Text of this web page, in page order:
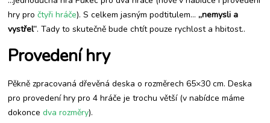
hrách
hry pročtyři hráče). S celkem jasným podtitulem… „nemysli a
vystřel“. Tady to skutečně bude chtít pouze rychlost a hbitost..
Provedení hry
Pěkně zpracovaná dřevěná deska o rozměrech 65×30 cm. Deska
pro provedení hry pro 4 hráče je trochu větší (v nabídce máme
dokoncedva rozměry).